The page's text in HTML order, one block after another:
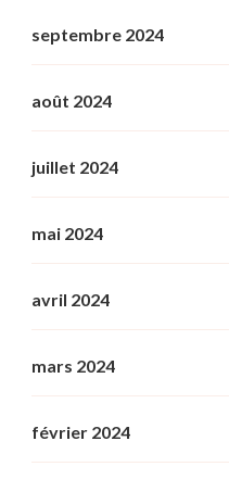
septembre 2024
août 2024
juillet 2024
mai 2024
avril 2024
mars 2024
février 2024